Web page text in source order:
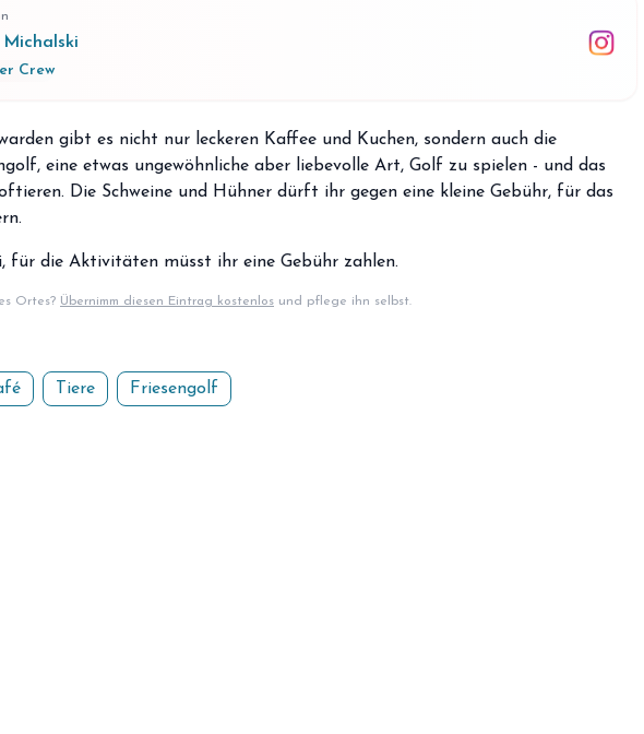
storefront
groups
Crew
gibt es nicht nur leckeren Kaffee und Kuchen, sondern auch die
eine etwas ungewöhnliche aber liebevolle Art, Golf zu spielen - und das
Die Schweine und Hühner dürft ihr gegen eine kleine Gebühr, für das
die Aktivitäten müsst ihr eine Gebühr zahlen.
Ortes? Übernimm diesen Eintrag kostenlos und pflege ihn selbst.
Tiere Friesengolf